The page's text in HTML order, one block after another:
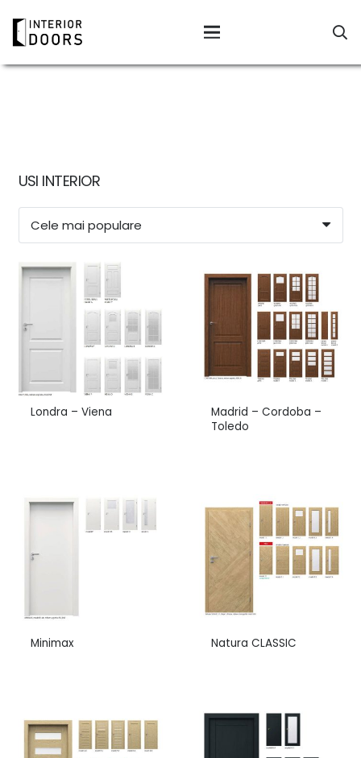
USI INTERIOR
Londra – Viena
Madrid – Cordoba –
Toledo
Minimax Natura CLASSIC